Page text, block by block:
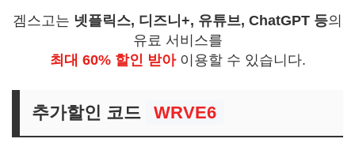
겜스고는 넷플릭스, 디즈니+, 유튜브, ChatGPT 등의
유료 서비스를
최대 60% 할인 받아이용할 수 있습니다.
추가할인 코드 WRVE6